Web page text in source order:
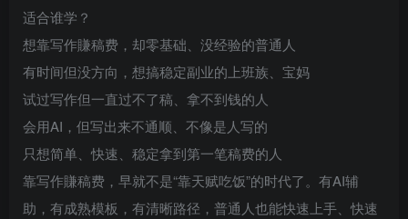
适合谁学？
想靠写作賺稿费，却零基础、没经验的普通人
有时间但没方向，想搞稳定副业的上班族、宝妈
试过写作但一直过不了稿、拿不到钱的人
会用AI，但写出来不通顺、不像是人写的
只想简单、快速、稳定拿到第一笔稿费的人
靠写作賺稿费，早就不是“靠天赋吃饭”的时代了。有AI辅
助，有成熟模板，有清晰路径，普通人也能快速上手、快速